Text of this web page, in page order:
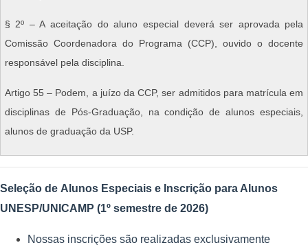
§ 2º – A aceitação do aluno especial deverá ser aprovada pela
Comissão Coordenadora do Programa (CCP), ouvido o docente
responsável pela disciplina.
Artigo 55 – Podem, a juízo da CCP, ser admitidos para matrícula em
disciplinas de Pós-Graduação, na condição de alunos especiais,
alunos de graduação da USP.
Seleção de Alunos Especiais e Inscrição para Alunos
UNESP/UNICAMP (1º semestre de 2026)
Nossas inscrições são realizadas exclusivamente